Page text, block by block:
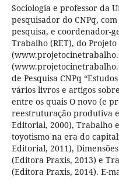
Sociologia e professor da
pesquisador do CNPq,
pesquisa, e coordenador-
Trabalho (RET), do
de Pesquisa CNPq
vários livros e artigos
entre os quais O novo (e
reestruturação produtiva
Editorial, 2000), Trabalho
toyotismo na era do
Editorial, 2011),
(Editora Praxis, 2013) e
(Editora Praxis, 2014). E-